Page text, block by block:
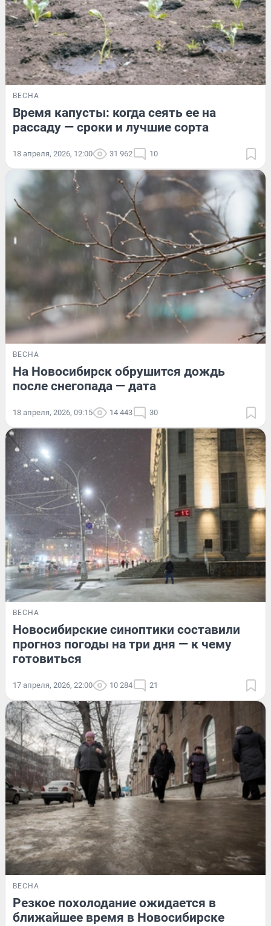
ВЕСНА
Время капусты: когда сеять ее на
рассаду — сроки и лучшие сорта
18 апреля, 2026, 12:00 31 962 10
ВЕСНА
На Новосибирск обрушится дождь
после снегопада — дата
18 апреля, 2026, 09:15 14 443 30
ВЕСНА
Новосибирские синоптики составили
прогноз погоды на три дня — к чему
готовиться
17 апреля, 2026, 22:00 10 284 21
ВЕСНА
Резкое похолодание ожидается в
ближайшее время в Новосибирске